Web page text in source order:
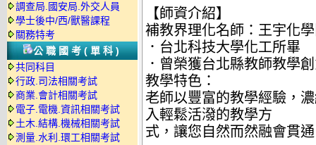
調查局.國安局.外交人員
學士後中/西/獸醫課程
關務特考
公職國考(單科)
共同科目
行政.司法相關考試
商業.會計相關考試
電子.電機.資訊相關考試
土木.結構.機械相關考試
測量.水利.環工相關考試
【師資介紹】
補教界理化名師：王宇化
．台北科技大學化工所畢
．曾榮獲台北縣教師教學
教學特色：
老師以豐富的教學經驗，
入輕鬆活潑的教學方
式，讓您自然而然融會貫